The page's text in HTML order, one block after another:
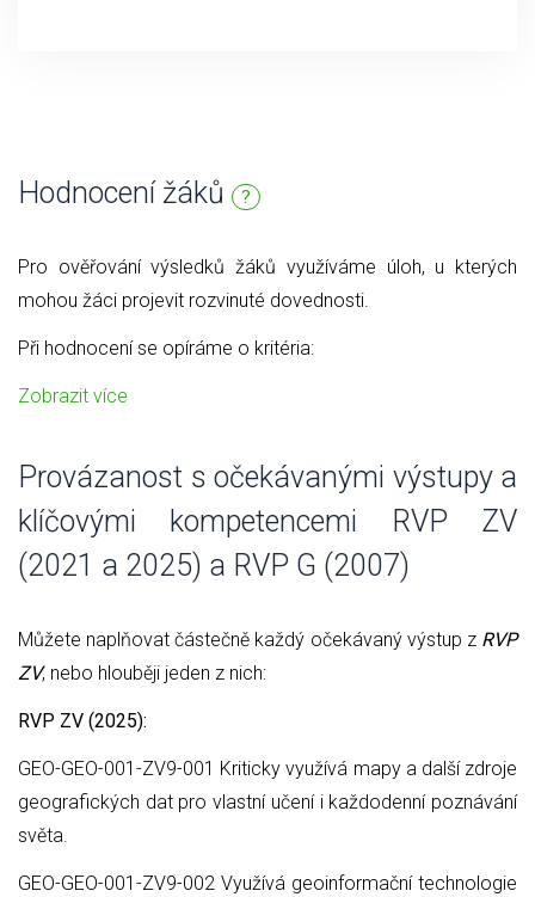
Hodnocení žáků ?
Pro ověřování výsledků žáků využíváme úloh, u kterých
mohou žáci projevit rozvinuté dovednosti.
Při hodnocení se opíráme o kritéria:
Zobrazit více
Provázanost s očekávanými výstupy a
klíčovými kompetencemi RVP ZV
(2021 a 2025) a RVP G (2007)
Můžete naplňovat částečně každý očekávaný výstup z RVP
ZV, nebo hlouběji jeden z nich:
RVP ZV (2025):
GEO-GEO-001-ZV9-001 Kriticky využívá mapy a další zdroje
geografických dat pro vlastní učení i každodenní poznávání
světa.
GEO-GEO-001-ZV9-002 Využívá geoinformační technologie